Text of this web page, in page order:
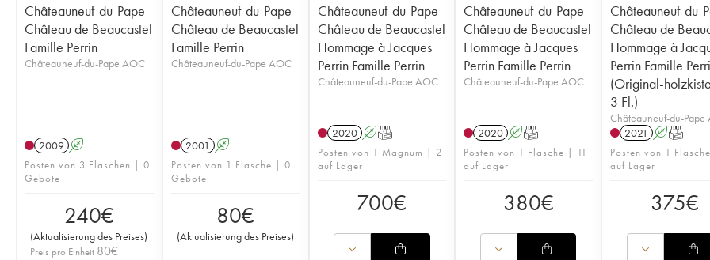
Châteauneuf-du-Pape
Château de Beaucastel
Famille Perrin
Châteauneuf-du-Pape AOC
2009 A
Posten von 3 Flaschen | 0
Gebote
240€
(Aktualisierung des Preises)
Preis pro Einheit 80€
Châteauneuf-du-Pape
Château de Beaucastel
Famille Perrin
Châteauneuf-du-Pape AOC
2001 A
Posten von 1 Flasche | 0
Gebote
80€
(Aktualisierung des Preises)
Châteauneuf-du-Pape
Château de Beaucastel
Hommage à Jacques
Perrin Famille Perrin
Châteauneuf-du-Pape AOC
2020 AT
Posten von 1 Magnum | 2
auf Lager
700€
Châteauneuf-du-Pape
Château de Beaucastel
Hommage à Jacques
Perrin Famille Perrin
Châteauneuf-du-Pape AOC
2020 AT
Posten von 1 Flasche | 11
auf Lager
380€
Châteauneuf-du-
Château de
Hommage à
Perrin Famille
(Original-
3 Fl.)
Châteauneuf-du-Pape
2021
AT
Posten von 1
auf Lager
375€